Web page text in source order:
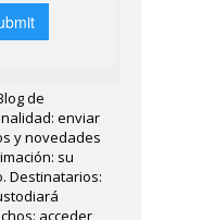
de
enviar
y novedades
su
Destinatarios:
acceder,